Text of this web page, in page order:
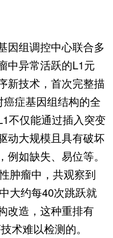
组调控中心联合多
中异常活跃的L1元
新技术，首次完整描
癌症基因组结构的全
不仅能通过插入突变
动大规模且具有破坏
如缺失、易位等。
肿瘤中，共观察到
大约每40次跳跃就
改造，这种重排有
术难以检测的。